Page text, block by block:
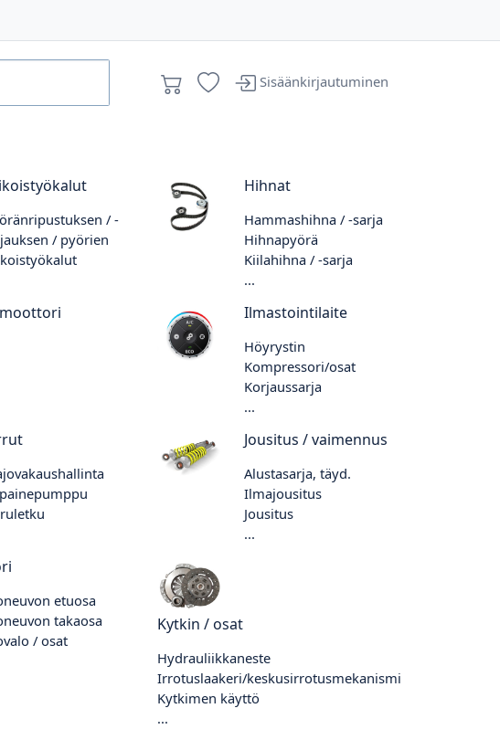
Sisäänkirjautuminen
/ -
/ pyörien
Hihnat
Hammashihna / -sarja
Hihnapyörä
Kiilahihna / -sarja
...
Ilmastointilaite
Höyrystin
Kompressori/osat
Korjaussarja
...
Jousitus / vaimennus
Alustasarja, täyd.
Ilmajousitus
Jousitus
...
etuosa
takaosa
/ osat
Kytkin / osat
Hydrauliikkaneste
Irrotuslaakeri/keskusirrotusmekanismi
Kytkimen käyttö
...